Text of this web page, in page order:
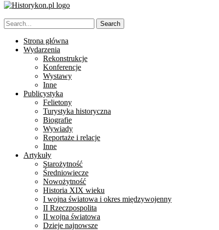
Strona główna
Wydarzenia
Rekonstrukcje
Konferencje
Wystawy
Inne
Publicystyka
Felietony
Turystyka historyczna
Biografie
Wywiady
Reportaże i relacje
Inne
Artykuły
Starożytność
Średniowiecze
Nowożytność
Historia XIX wieku
I wojna światowa i okres międzywojenny
II Rzeczpospolita
II wojna światowa
Dzieje najnowsze